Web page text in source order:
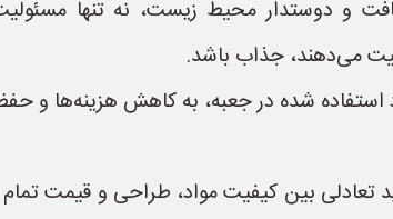
و دوستدار محیط زیست، نه تنها
می‌دهند، جذاب باشد.
شده در جعبه، به کاهش هزینه‌ها و
بین کیفیت مواد، طراحی و قیمت تمام